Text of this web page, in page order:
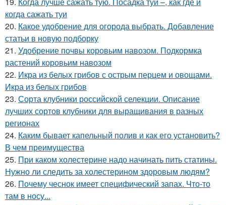
когда сажать туи
20. Какое удобрение для огорода выбрать. Добавление
статьи в новую подборку
21. Удобрение почвы коровьим навозом. Подкормка
растений коровьим навозом
22. Икра из белых грибов с острым перцем и овощами.
Икра из белых грибов
23. Сорта клубники российской селекции. Описание
лучших сортов клубники для выращивания в разных
регионах
24. Каким бывает капельный полив и как его установить?
В чем преимущества
25. При каком холестерине надо начинать пить статины.
Нужно ли следить за холестерином здоровым людям?
26. Почему чеснок имеет специфический запах. Что-то
там в носу...